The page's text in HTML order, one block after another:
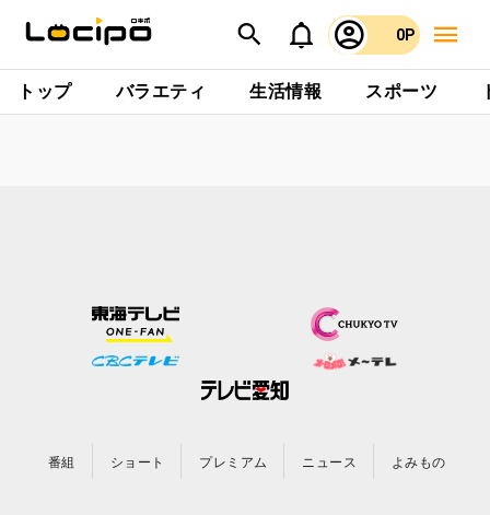
0P
トップ バラエティ 生活情報 スポーツ
番組 ショート プレミアム ニュース よみもの